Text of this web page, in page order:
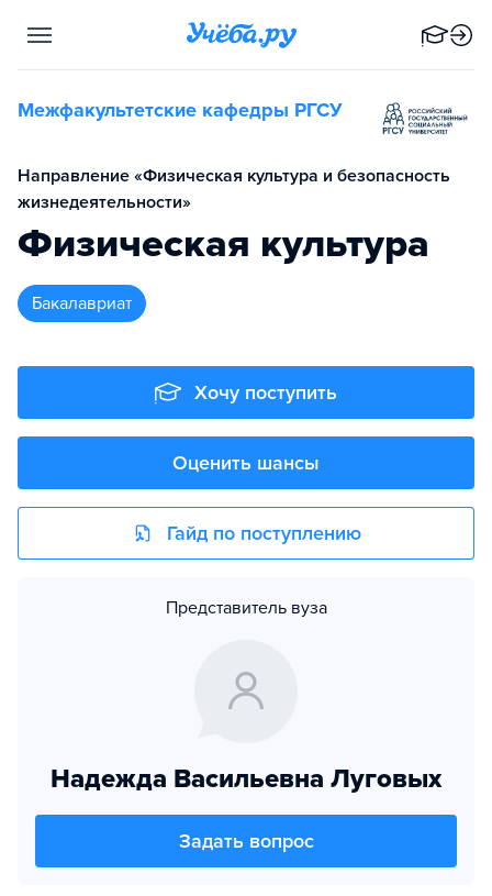
Межфакультетские кафедры РГСУ
Направление «Физическая культура и безопасность
жизнедеятельности»
Физическая культура
бакалавриат
Хочу поступить
Оценить шансы
Гайд по поступлению
Представитель вуза
Надежда Васильевна Луговых
Задать вопрос